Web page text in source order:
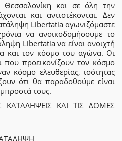
και σε όλη την
και αντιστέκονται. Δεν
Libertatia αγωνιζόμαστε
να ανοικοδομήσουμε το
Libertatia να είναι ανοιχτή
και τον κόσμο του αγώνα. Οι
που προεικονίζουν τον κόσμο
κόσμο ελευθερίας, ισότητας
ότι θα παραδοθούμε είναι
τους.
ΚΑΙ ΤΙΣ ΔΟΜΕΣ